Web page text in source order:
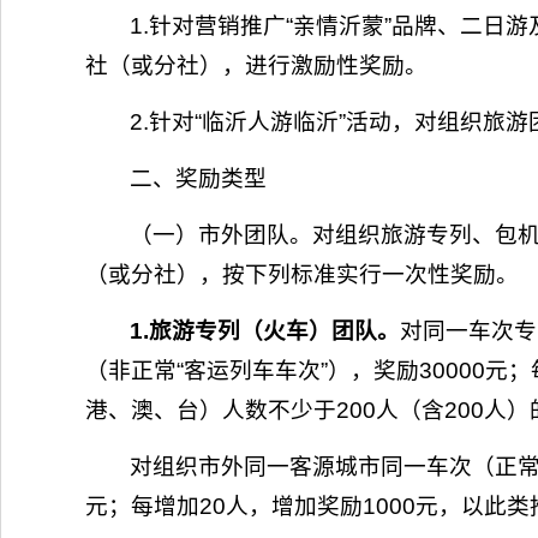
1.针对营销推广“亲情沂蒙”品牌、二日
社（或分社），进行激励性奖励。
2.针对“临沂人游临沂”活动，对组织旅
二、奖励类型
（一）市外团队。对组织旅游专列、
（或分社），按下列标准实行一次性奖励。
1.旅游专列（火车）团队。 对同一车次
（非正常“客运列车车次”），奖励30000元
港、澳、台）人数不少于200人（含200人
对组织市外同一客源城市同一车次（正
元；每增加20人，增加奖励1000元，以此类